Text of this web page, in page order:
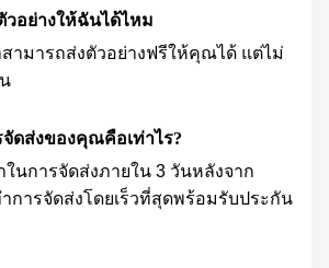
อย่างให้ฉันได้ไหม
ามารถส่งตัวอย่างฟรีให้คุณได้ แต่ไม่
จัดส่งของคุณคือเท่าไร?
ในการจัดส่งภายใน 3 วันหลังจาก
ำการจัดส่งโดยเร็วที่สุดพร้อมรับประกัน